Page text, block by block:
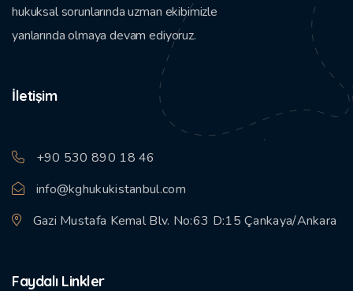
hukuksal sorunlarında uzman ekibimizle
yanlarında olmaya devam ediyoruz.
İletişim
+90 530 890 18 46
info@kghukukistanbul.com
Gazi Mustafa Kemal Blv. No:63 D:15 Çankaya/Ankara
Faydalı Linkler